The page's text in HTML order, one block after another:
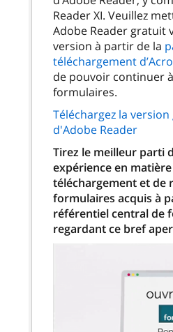
Reader XI. Veuillez
Adobe Reader gratuit
version à partir de la
téléchargement
de pouvoir continuer
formulaires.
Téléchargez la
d'Adobe Reader
Tirez le meilleur parti
expérience en
téléchargement et de
formulaires acquis à
référentiel central de
regardant ce bref